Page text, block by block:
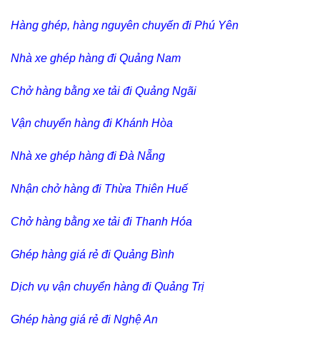
Hàng ghép, hàng nguyên chuyến đi Phú Yên
Nhà xe ghép hàng đi Quảng Nam
Chở hàng bằng xe tải đi Quảng Ngãi
Vận chuyển hàng đi Khánh Hòa
Nhà xe ghép hàng đi Đà Nẵng
Nhận chở hàng đi Thừa Thiên Huế
Chở hàng bằng xe tải đi Thanh Hóa
Ghép hàng giá rẻ đi Quảng Bình
Dịch vụ vận chuyển hàng đi Quảng Trị
Ghép hàng giá rẻ đi Nghệ An